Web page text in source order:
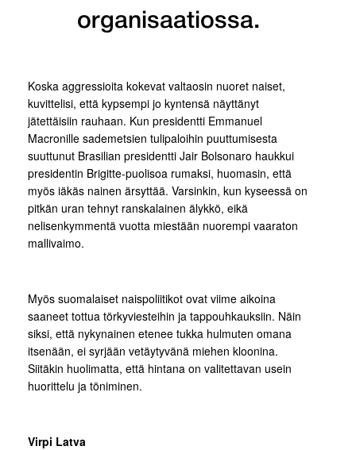
organisaatiossa.
Koska aggressioita kokevat valtaosin nuoret naiset,
kuvittelisi, että kypsempi jo kyntensä näyttänyt
jätettäisiin rauhaan. Kun presidentti Emmanuel
Macronille sademetsien tulipaloihin puuttumisesta
suuttunut Brasilian presidentti Jair Bolsonaro haukkui
presidentin Brigitte-puolisoa rumaksi, huomasin, että
myös iäkäs nainen ärsyttää. Varsinkin, kun kyseessä on
pitkän uran tehnyt ranskalainen älykkö, eikä
nelisenkymmentä vuotta miestään nuorempi vaaraton
mallivaimo.
Myös suomalaiset naispoliitikot ovat viime aikoina
saaneet tottua törkyviesteihin ja tappouhkauksiin. Näin
siksi, että nykynainen etenee tukka hulmuten omana
itsenään, ei syrjään vetäytyvänä miehen kloonina.
Siitäkin huolimatta, että hintana on valitettavan usein
huorittelu ja töniminen.
Virpi Latva